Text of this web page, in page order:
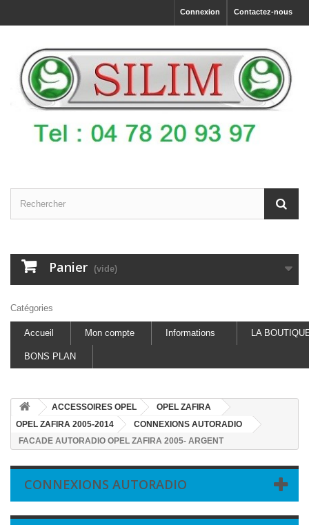
Contactez-nous
Connexion
Panier (vide)
Catégories
Accueil Mon compte Informations LA
BONS PLAN
ACCESSOIRES OPEL
OPEL ZAFIRA
OPEL ZAFIRA 2005-2014
CONNEXIONS AUTORADIO
FACADE AUTORADIO OPEL ZAFIRA 2005- ARGENT
CONNEXIONS AUTORADIO